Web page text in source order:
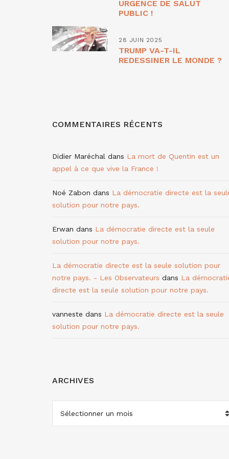
URGENCE DE SALUT
PUBLIC !
28 JUIN 2025
TRUMP VA-T-IL
REDESSINER LE MONDE ?
COMMENTAIRES RÉCENTS
Didier Maréchal dans La mort de Quentin est un
appel à ce que vive la France !
Noé Zabon dans La démocratie directe est la
solution pour notre pays.
Erwan dans La démocratie directe est la seule
solution pour notre pays.
La démocratie directe est la seule solution pour
notre pays. - Les Observateurs dans La
directe est la seule solution pour notre pays.
vanneste dans La démocratie directe est la seule
solution pour notre pays.
ARCHIVES
ARCHIVES